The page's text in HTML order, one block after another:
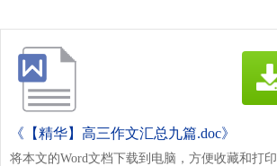
《【精华】高三作文汇总九篇.doc》
将本文的Word文档下载到电脑，方便收藏和打印